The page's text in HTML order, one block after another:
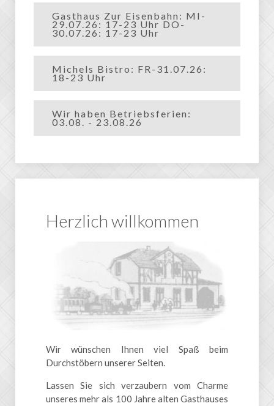
Gasthaus Zur Eisenbahn: MI-
29.07.26: 17-23 Uhr DO-
30.07.26: 17-23 Uhr
Michels Bistro: FR-31.07.26:
18-23 Uhr
Wir haben Betriebsferien:
03.08. - 23.08.26
Herzlich willkommen
Wir wünschen Ihnen viel Spaß beim
Durchstöbern unserer Seiten.
Lassen Sie sich verzaubern vom Charme
unseres mehr als 100 Jahre alten Gasthauses